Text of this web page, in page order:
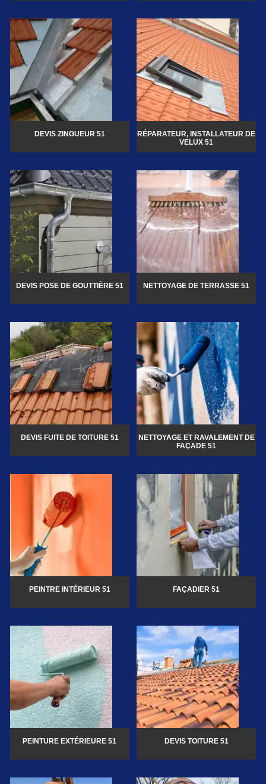
DEVIS ZINGUEUR 51
RÉPARATEUR, INSTALLATEUR DE
VELUX 51
DEVIS POSE DE GOUTTIÈRE 51 NETTOYAGE DE TERRASSE 51
DEVIS FUITE DE TOITURE 51
NETTOYAGE ET RAVALEMENT DE
FAÇADE 51
PEINTRE INTÉRIEUR 51 FAÇADIER 51
PEINTURE EXTÉRIEURE 51 DEVIS TOITURE 51